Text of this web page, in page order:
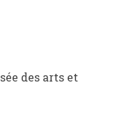
des arts et